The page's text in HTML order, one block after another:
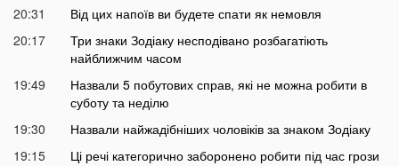
20:31
Від цих напоїв ви будете спати як немовля
20:17
Три знаки Зодіаку несподівано розбагатіють
найближчим часом
19:49
Назвали 5 побутових справ, які не можна робити в
суботу та неділю
19:30
Назвали найжадібніших чоловіків за знаком Зодіаку
19:15
Ці речі категорично заборонено робити під час грози